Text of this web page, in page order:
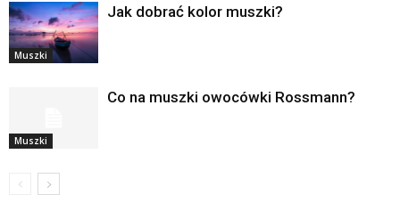
Muszki
Jak dobrać kolor muszki?
Muszki
Co na muszki owocówki Rossmann?